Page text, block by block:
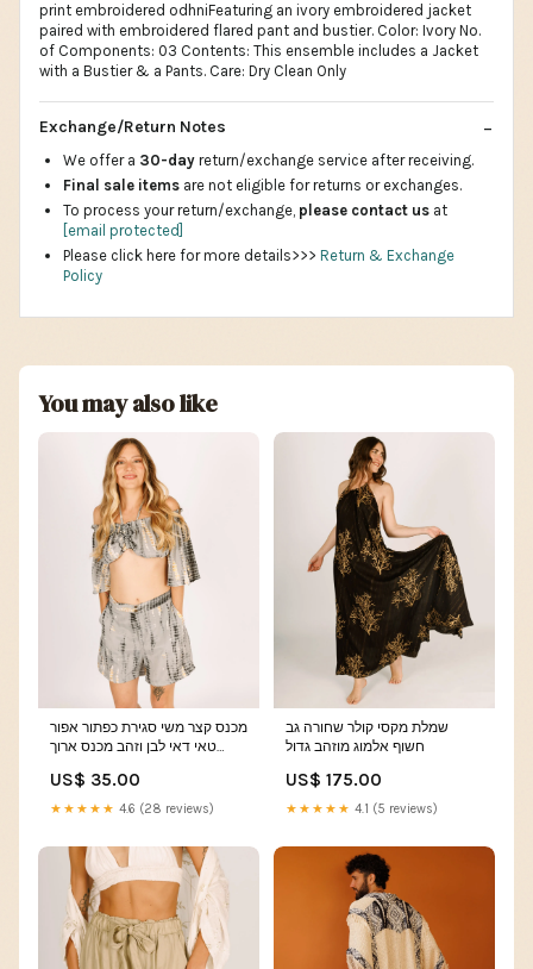
print embroidered odhniFeaturing an ivory embroidered jacket
paired with embroidered flared pant and bustier. Color: Ivory No.
of Components: 03 Contents: This ensemble includes a Jacket
with a Bustier & a Pants. Care: Dry Clean Only
Exchange/Return Notes
We offer a 30-day return/exchange service after receiving.
Final sale items are not eligible for returns or exchanges.
To process your return/exchange, please contact us at
[email protected]
Please click here for more details>>> Return & Exchange
Policy
You may also like
מכנס קצר משי סגירת כפתור אפור
טאי דאי לבן וזהב מכנס ארוך
US$ 35.00
★★★★★ 4.6 (28 reviews)
שמלת מקסי קולר שחורה גב
חשוף אלמוג מוזהב גדול
US$ 175.00
★★★★★ 4.1 (5 reviews)